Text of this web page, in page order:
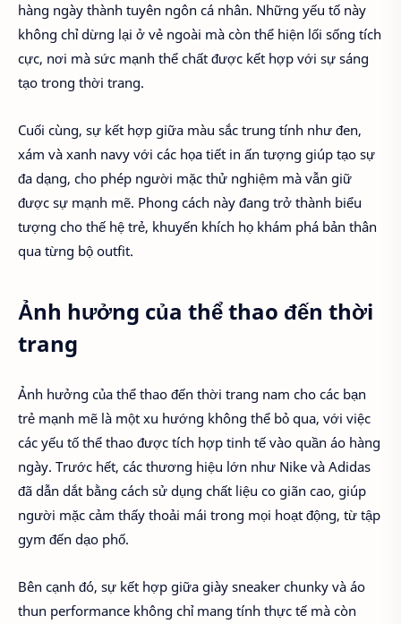
hàng ngày thành tuyên ngôn cá nhân. Những yếu tố này
không chỉ dừng lại ở vẻ ngoài mà còn thể hiện lối sống tích
cực, nơi mà sức mạnh thể chất được kết hợp với sự sáng
tạo trong thời trang.
Cuối cùng, sự kết hợp giữa màu sắc trung tính như đen,
xám và xanh navy với các họa tiết in ấn tượng giúp tạo sự
đa dạng, cho phép người mặc thử nghiệm mà vẫn giữ
được sự mạnh mẽ. Phong cách này đang trở thành biểu
tượng cho thế hệ trẻ, khuyến khích họ khám phá bản thân
qua từng bộ outfit.
Ảnh hưởng của thể thao đến thời
trang
Ảnh hưởng của thể thao đến thời trang nam cho các bạn
trẻ mạnh mẽ là một xu hướng không thể bỏ qua, với việc
các yếu tố thể thao được tích hợp tinh tế vào quần áo hàng
ngày. Trước hết, các thương hiệu lớn như Nike và Adidas
đã dẫn dắt bằng cách sử dụng chất liệu co giãn cao, giúp
người mặc cảm thấy thoải mái trong mọi hoạt động, từ tập
gym đến dạo phố.
Bên cạnh đó, sự kết hợp giữa giày sneaker chunky và áo
thun performance không chỉ mang tính thực tế mà còn